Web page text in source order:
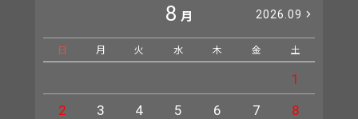
8 月 2026.09
日 月 火 水 木 金 土
1
2
3 4 5 6 7
8